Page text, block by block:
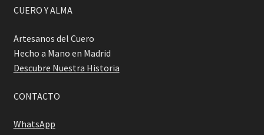
CUERO Y ALMA
Artesanos del Cuero
Hecho a Mano en Madrid
Descubre Nuestra Historia
CONTACTO
WhatsApp